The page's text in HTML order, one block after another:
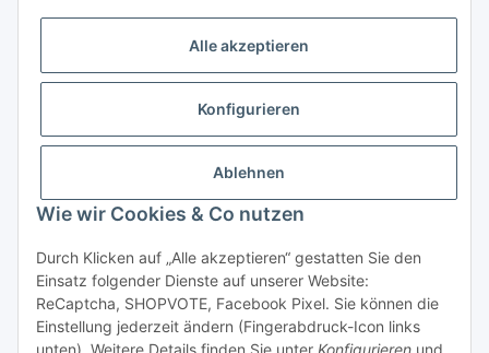
Alle akzeptieren
Konfigurieren
Ablehnen
Wie wir Cookies & Co nutzen
Durch Klicken auf „Alle akzeptieren“ gestatten Sie den
Einsatz folgender Dienste auf unserer Website:
ReCaptcha, SHOPVOTE, Facebook Pixel. Sie können die
Einstellung jederzeit ändern (Fingerabdruck-Icon links
unten). Weitere Details finden Sie unter Konfigurieren und
Little Pippa - Inh. Philippa Bach
47269 Duisburg
E-Mail: hallo@littlepippa.de
Vertrag widerrufen